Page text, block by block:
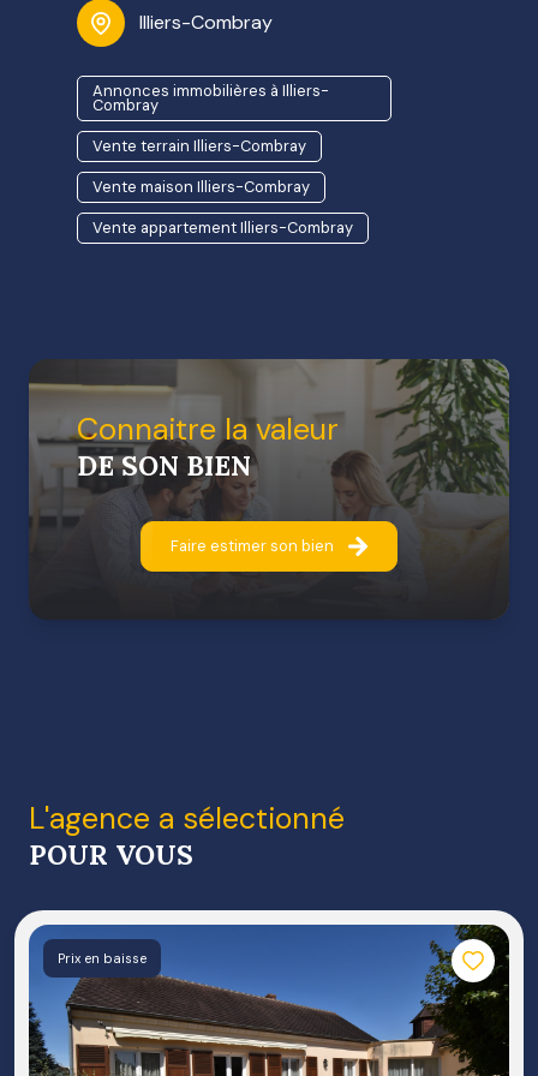
Illiers-Combray
Annonces immobilières à Illiers-
Combray
Vente terrain Illiers-Combray
Vente maison Illiers-Combray
Vente appartement Illiers-Combray
connaitre la valeur
DE SON BIEN
Faire estimer son bien
l'agence a sélectionné
POUR VOUS
Prix en baisse